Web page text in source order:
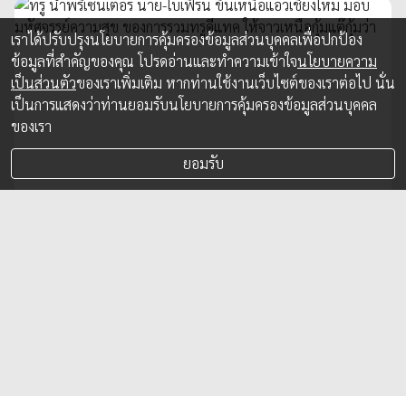
เราได้ปรับปรุงนโยบายการคุ้มครองข้อมูลส่วนบุคคลเพื่อปกป้อง
ข้อมูลที่สำคัญของคุณ โปรดอ่านและทำความเข้าใจนโยบายความ
เป็นส่วนตัวของเราเพิ่มเติม หากท่านใช้งานเว็บไซต์ของเราต่อไป นั่น
เป็นการแสดงว่าท่านยอมรับนโยบายการคุ้มครองข้อมูลส่วนบุคคล
ของเรา
ยอมรับ